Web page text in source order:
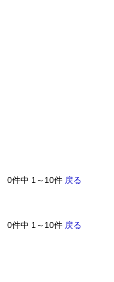
0件中 1～10件 戻る
0件中 1～10件 戻る